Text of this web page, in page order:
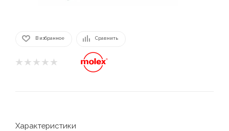
В избранное Сравнить
Характеристики